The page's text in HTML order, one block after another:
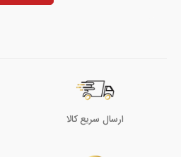
ارسال سریع کالا